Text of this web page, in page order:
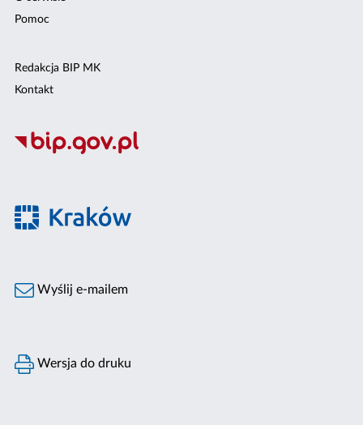
Pomoc
Redakcja BIP MK
Kontakt
Wyślij e-mailem
Wersja do druku